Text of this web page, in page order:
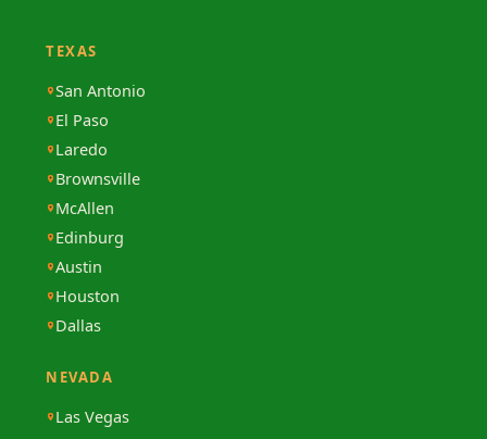
TEXAS
San Antonio
El Paso
Laredo
Brownsville
McAllen
Edinburg
Austin
Houston
Dallas
NEVADA
Las Vegas